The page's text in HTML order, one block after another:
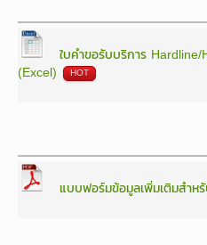
ใบคำขอรับบริการ
(Excel)
HOT
แบบฟอร์มข้อมูลเพิ่มเติมสำห